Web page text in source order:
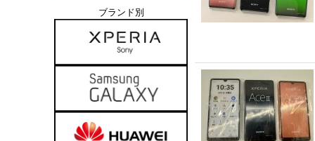
ブランド別